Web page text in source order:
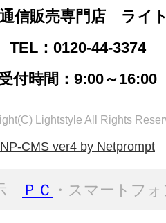
信販売専門店 ライ
TEL：0120-44-3374
付時間：9:00～16:00
Lightstyle All Rights
NP-CMS ver4 by Netprompt
ＰＣ ・スマートフ